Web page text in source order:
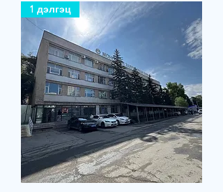
1 дэлгэц